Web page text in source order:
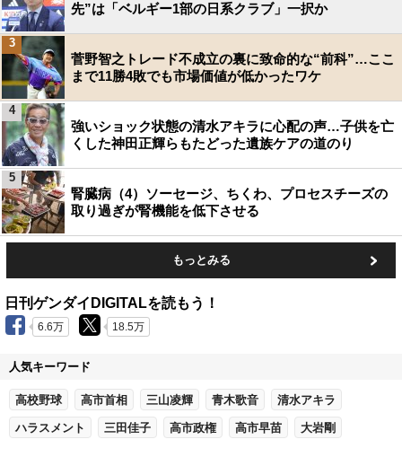
先”は「ベルギー1部の日系クラブ」一択か
菅野智之トレード不成立の裏に致命的な“前科”…ここ
まで11勝4敗でも市場価値が低かったワケ
3
強いショック状態の清水アキラに心配の声…子供を亡
くした神田正輝らもたどった遺族ケアの道のり
4
腎臓病（4）ソーセージ、ちくわ、プロセスチーズの
取り過ぎが腎機能を低下させる
5
もっとみる
日刊ゲンダイDIGITALを読もう！
6.6万 18.5万
人気キーワード
高校野球 高市首相 三山凌輝 青木歌音 清水アキラ
ハラスメント 三田佳子 高市政権 高市早苗 大岩剛